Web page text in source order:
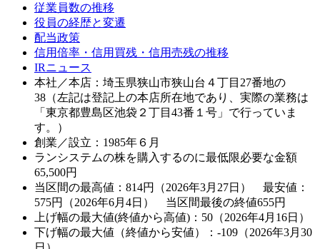
従業員数の推移
役員の経歴と変遷
配当政策
信用倍率・信用買残・信用売残の推移
IRニュース
本社／本店：埼玉県狭山市狭山台４丁目27番地の
38（左記は登記上の本店所在地であり、実際の業務は
「東京都豊島区池袋２丁目43番１号」で行っていま
す。）
創業／設立：1985年６月
ランシステムの株を購入するのに最低限必要な金額
65,500円
当区間の最高値：814円（2026年3月27日） 最安値：
575円（2026年6月4日） 当区間最後の終値655円
上げ幅の最大値(終値から高値)：50（2026年4月16日）
下げ幅の最大値（終値から安値）：-109（2026年3月30